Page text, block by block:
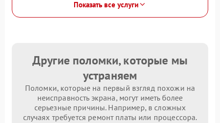
Показать все услуги
Другие поломки, которые мы
устраняем
Поломки, которые на первый взгляд похожи на
неисправность экрана, могут иметь более
серьезные причины. Например, в сложных
случаях требуется ремонт платы или процессора.